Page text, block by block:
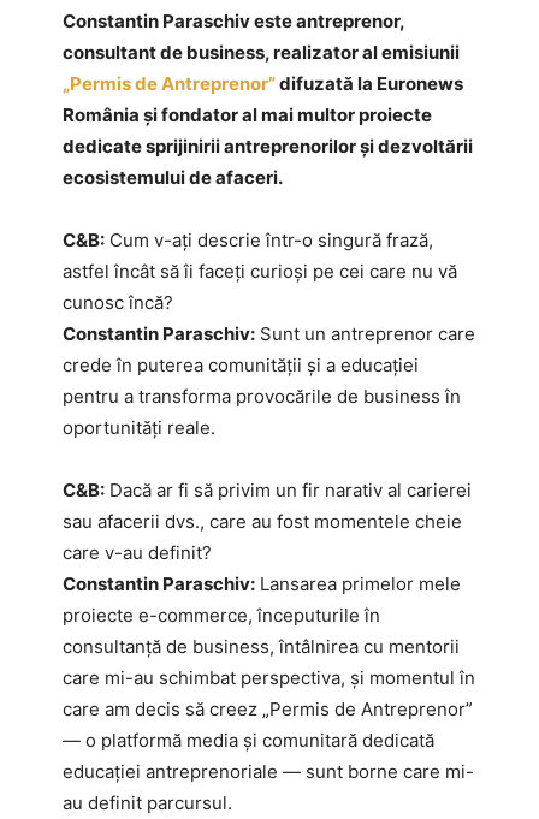
Constantin Paraschiv este antreprenor,
consultant de business, realizator al emisiunii
„Permis de Antreprenor”difuzată la Euronews
România și fondator al mai multor proiecte
dedicate sprijinirii antreprenorilor și dezvoltării
ecosistemului de afaceri.
C&B: Cum v-ați descrie într-o singură frază,
astfel încât să îi faceți curioși pe cei care nu vă
cunosc încă?
Constantin Paraschiv: Sunt un antreprenor care
crede în puterea comunității și a educației
pentru a transforma provocările de business în
oportunități reale.
C&B: Dacă ar fi să privim un fir narativ al carierei
sau afacerii dvs., care au fost momentele cheie
care v-au definit?
Constantin Paraschiv: Lansarea primelor mele
proiecte e-commerce, începuturile în
consultanță de business, întâlnirea cu mentorii
care mi-au schimbat perspectiva, și momentul în
care am decis să creez „Permis de Antreprenor”
— o platformă media și comunitară dedicată
educației antreprenoriale — sunt borne care mi-
au definit parcursul.